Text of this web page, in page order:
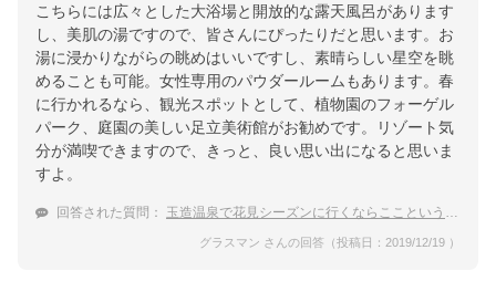
こちらには広々とした大浴場と開放的な露天風呂があります
し、美肌の湯ですので、皆さんにぴったりだと思います。お
湯に浸かりながらの眺めはいいですし、素晴らしい星空を眺
めることも可能。女性専用のパウダールームもあります。春
に行かれるなら、観光スポットとして、植物園のフォーゲル
パーク、庭園の美しい足立美術館がお勧めです。リゾート気
分が満喫できますので、きっと、良い思い出になると思いま
すよ。
回答された質問： 玉造温泉で花見シーズンに行くならここという宿を教えて！
グラスマン さんの回答（投稿日：2019/12/19 ）